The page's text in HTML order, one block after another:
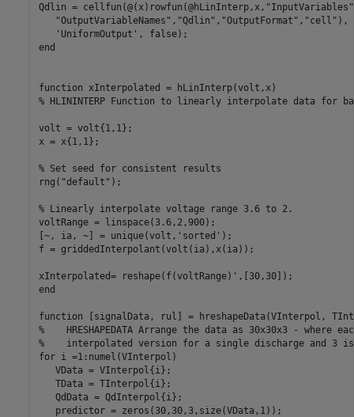
Qdlin = cellfun(@(x)rowfun(@hLinInterp,x, "InputVariables"
"OutputVariableNames" , "Qdlin" , "OutputFormat" , "cell" ),
'UniformOutput'
end
function
% HLININTERP Function to linearly interpolate data for
volt = volt{1,1};
x = x{1,1};
% Set seed for consistent results
rng( "default" );
% Linearly interpolate voltage range 3.6 to 2.
voltRange = linspace(3.6,2,900);
[~, ia, ~] = unique(volt, 'sorted' );
f = griddedInterpolant(volt(ia),x(ia));
end
function
%    HRESHAPEDATA Arrange the data as 30x30x3 - where
%    interpolated version for a single discharge and 3
for i =1:numel(VInterpol)
   VData = VInterpol{i};
   TData = TInterpol{i};
   QdData = QdInterpol{i};
   predictor = zeros(30,30,3,size(VData,1));